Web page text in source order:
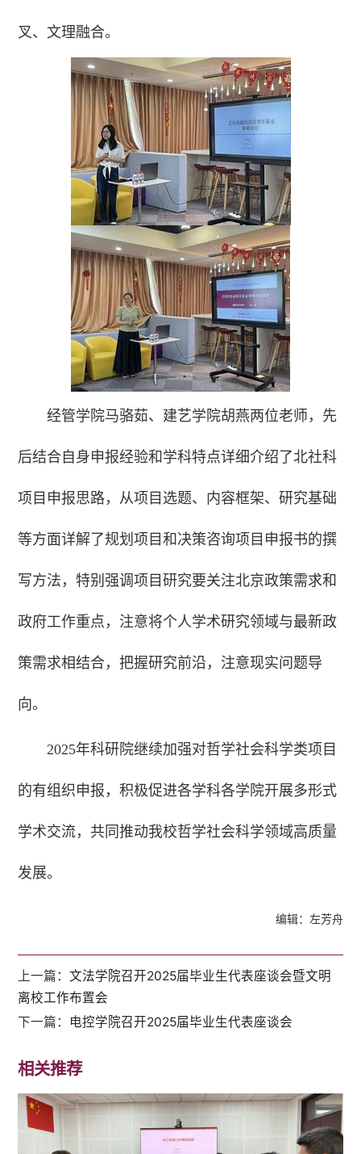
叉、文理融合。
经管学院马骆茹、建艺学院胡燕两位老师，先
后结合自身申报经验和学科特点详细介绍了北社科
项目申报思路，从项目选题、内容框架、研究基础
等方面详解了规划项目和决策咨询项目申报书的撰
写方法，特别强调项目研究要关注北京政策需求和
政府工作重点，注意将个人学术研究领域与最新政
策需求相结合，把握研究前沿，注意现实问题导
向。
2025年科研院继续加强对哲学社会科学类项目
的有组织申报，积极促进各学科各学院开展多形式
学术交流，共同推动我校哲学社会科学领域高质量
发展。
编辑：左芳舟
上一篇：文法学院召开2025届毕业生代表座谈会暨文明
离校工作布置会
下一篇： 电控学院召开2025届毕业生代表座谈会
相关推荐